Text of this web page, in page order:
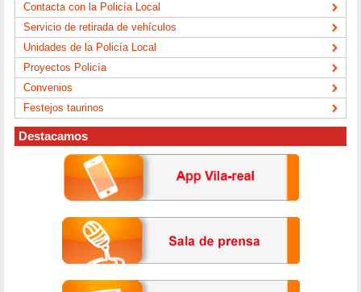
Contacta con la Policía Local
Servicio de retirada de vehículos
Unidades de la Policía Local
Proyectos Policía
Convenios
Festejos taurinos
Destacamos